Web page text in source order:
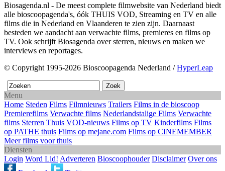
Biosagenda.nl - De meest complete filmwebsite van Nederland biedt
alle bioscoopagenda's, óók THUIS VOD, Streaming en TV en alle
films die in Nederland en Vlaanderen te zien zijn. Daarnaast
besteden we aandacht aan verwachte films, premieres en films op
TV. Ook schrijft Biosagenda over sterren, nieuws en maken we
interviews en reportages.
© Copyright 1995-2026 Bioscoopagenda Nederland /HyperLeap
Menu
Home Steden Films Filmnieuws Trailers Films in de bioscoop
Premierefilms Verwachte films Nederlandstalige Films Verwachte
films Sterren Thuis VOD-nieuws Films op TV Kinderfilms Films
op PATHE thuis Films op mejane.com Films op CINEMEMBER
Meer films voor thuis
Diensten
Login Word Lid! Adverteren Bioscoophouder Disclaimer Over ons